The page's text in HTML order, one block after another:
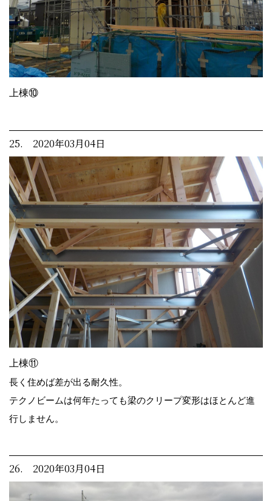
上棟⑩
25. 2020年03月04日
上棟⑪
長く住めば差が出る耐久性。
テクノビームは何年たっても梁のクリープ変形はほとんど進
行しません。
26. 2020年03月04日